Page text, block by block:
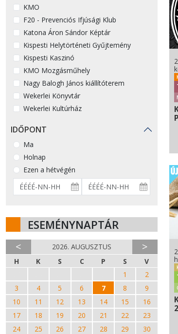
KMO
F20 - Prevenciós Ifjúsági Klub
Katona Áron Sándor Képtár
Kispesti Helytörténeti Gyűjtemény
Kispesti Kaszinó
KMO Mozgásműhely
Nagy Balogh János kiállítóterem
Wekerlei Könyvtár
Wekerlei Kultúrház
IDŐPONT
Ma
Holnap
Ezen a hétvégén
ESEMÉNYNAPTÁR
< 2026. AUGUSZTUS >
H K S C P S
V
1
2
3
4 5 6 7 8
9
10
11 12 13 14 15
16
17
18 19 20 21 22
23
24
25 26 27 28 29
30